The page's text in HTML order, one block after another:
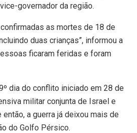
governador da região.
as mortes de 18 de
duas crianças”, informou a
ficaram feridas e foram
dia do conflito iniciado em 28 de
militar conjunta de Israel e
a guerra já deixou mais de
do Golfo Pérsico.